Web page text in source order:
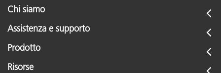
Chi siamo
Assistenza e supporto
Prodotto
Risorse